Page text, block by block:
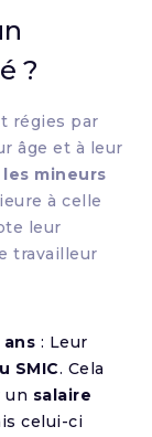
?
régies par
âge et à leur
les mineurs
à celle
leur
travailleur
: Leur
SMIC. Cela
un salaire
celui-ci